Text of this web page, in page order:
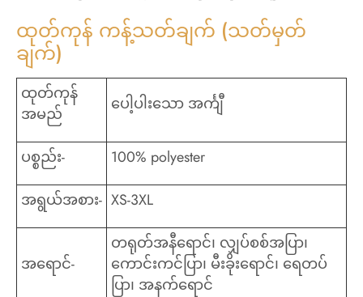
ထုတ်ကုန် ကန့်သတ်ချက် (သတ်မှတ်
ချက်)
ထုတ်ကုန်
အမည်
ပေါ့ပါးသော အင်္ကျီ
ပစ္စည်း- 100% polyester
အရွယ်အစား- XS-3XL
အရောင်-
တရုတ်အနီရောင်၊ လျှပ်စစ်အပြာ၊
ကောင်းကင်ပြာ၊ မီးခိုးရောင်၊ ရေတပ်
ပြာ၊ အနက်ရောင်